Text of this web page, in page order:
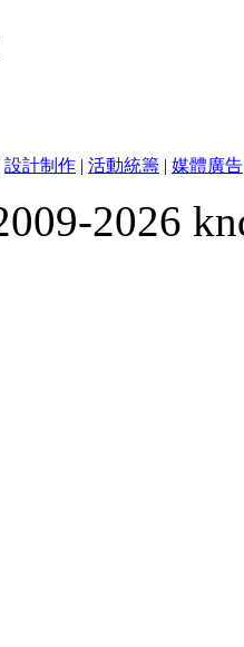
設計制作 | 活動統籌 | 媒體廣告
2026